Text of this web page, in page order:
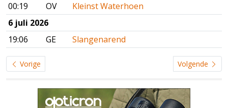
00:19
OV
Kleinst Waterhoen
6 juli 2026
19:06
GE Slangenarend
Vorige Volgende